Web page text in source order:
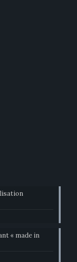
« made in